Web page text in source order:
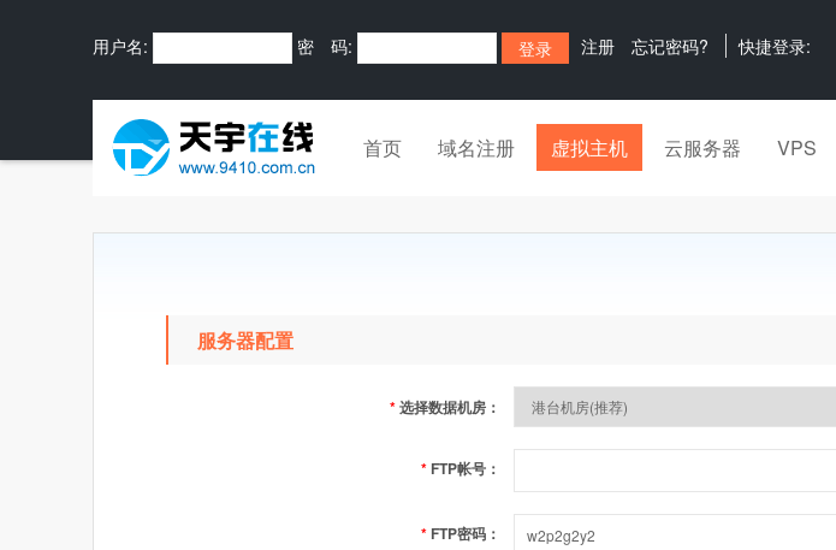
用户名: 密 码: 注册 忘记密码? 快捷登录:
首页 域名注册 虚拟主机 云服务器 VPS
服务器配置
*选择数据机房：
* FTP帐号：
* FTP密码：